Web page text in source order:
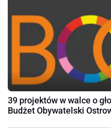
39 projektów w walce o
Budżet Obywatelski